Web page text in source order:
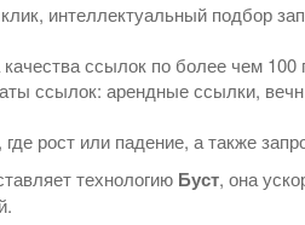
интеллектуальный подбор
ссылок по более чем
ссылок: арендные ссылки,
рост или падение, а также
технологию Буст, она